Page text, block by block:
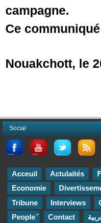
campagne.
Ce
Nouakchott, le
Social
Acceuil Actulaités
Economie
Tribune
Interviews
Contact